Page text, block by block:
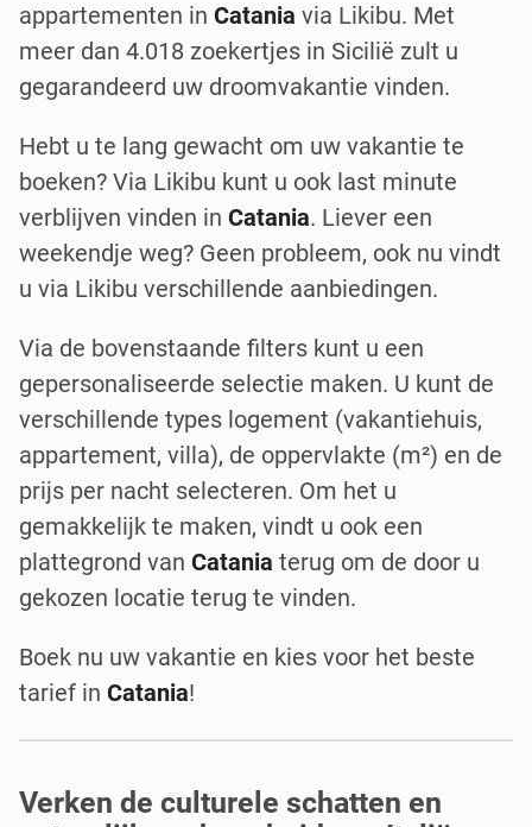
appartementen in Catania via Likibu. Met
meer dan 4.018 zoekertjes in Sicilië zult u
gegarandeerd uw droomvakantie vinden.
Hebt u te lang gewacht om uw vakantie te
boeken? Via Likibu kunt u ook last minute
verblijven vinden in Catania. Liever een
weekendje weg? Geen probleem, ook nu vindt
u via Likibu verschillende aanbiedingen.
Via de bovenstaande filters kunt u een
gepersonaliseerde selectie maken. U kunt de
verschillende types logement (vakantiehuis,
appartement, villa), de oppervlakte (m²) en de
prijs per nacht selecteren. Om het u
gemakkelijk te maken, vindt u ook een
plattegrond van Catania terug om de door u
gekozen locatie terug te vinden.
Boek nu uw vakantie en kies voor het beste
tarief in Catania!
Verken de culturele schatten en